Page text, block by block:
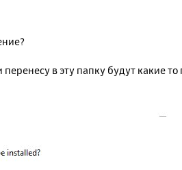
в эту папку будут какие